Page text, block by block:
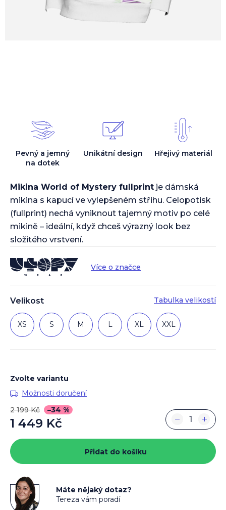
Velikost Tabulka velikostí
XS S M L XL XXL
Mikina World of Mystery fullprint je dámská
mikina s kapucí ve vylepšeném střihu. Celopotisk
(fullprint) nechá vyniknout tajemný motiv po celé
mikině – ideální, když chceš výrazný look bez
složitého vrstvení.
Více o značce
Pevný a jemný
na dotek
Unikátní design Hřejivý materiál
Zvolte variantu
Možnosti doručení
2 199 Kč
–34 %
1 449 Kč
cena:
+
−
Přidat do košíku
Máte nějaký dotaz?
Tereza vám poradí